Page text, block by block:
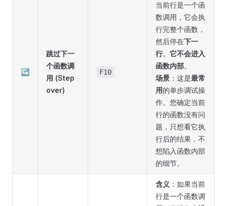
↪
跳过下一
个函数调
用 (Step
over)
F10
当前行是一个函
数调用，它会执
行完整个函数，
然后停在下一
行。 它不会进入
函数内部。
场景 ：这是最常
用的单步调试操
作。您确定当前
行的函数没有问
题，只想看它执
行后的结果，不
想陷入函数内部
的细节。
含义 ：如果当前
行是一个函数调